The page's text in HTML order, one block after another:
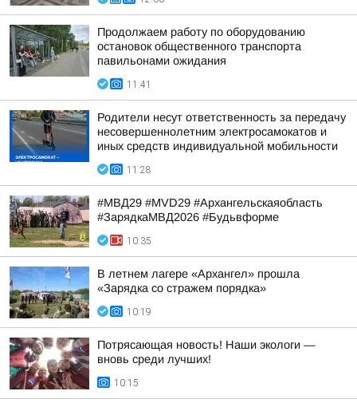
Продолжаем работу по оборудованию
остановок общественного транспорта
павильонами ожидания
11:41
Родители несут ответственность за передачу
несовершеннолетним электросамокатов и
иных средств индивидуальной мобильности
11:28
#МВД29 #MVD29 #Архангельскаяобласть
#ЗарядкаМВД2026 #Будьвформе
10:35
В летнем лагере «Архангел» прошла
«Зарядка со стражем порядка»
10:19
Потрясающая новость! Наши экологи —
вновь среди лучших!
10:15